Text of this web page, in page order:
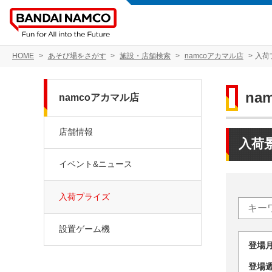
HOME あそび場をさがす 施設・店舗検索 namcoアカマル店 入荷
入荷
登
登
namcoアカマル店
店舗情報
イベント&ニュース
入荷プライズ
設置ゲーム機